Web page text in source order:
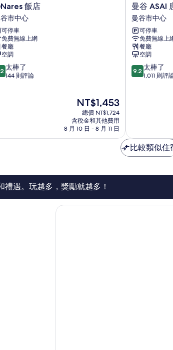
飯店
市中心
可停車
免費無線上網
餐廳
空調
太棒了
144 則評論
現
在
價
格
為
NT$1,453
總價 NT$1,724
含稅金和其他費用
8 月 10 日 - 8 月 11 日
曼
谷
ASAI
唐
人
街
飯
店
曼
曼谷 ASAI
曼谷市中心
可停車
免費無線上
餐廳
空調
9.2
分，
了，
1,011
則
論
9.2 太棒了
1,011 則評
比較類似住
遇。玩越多，獎勵就越多！